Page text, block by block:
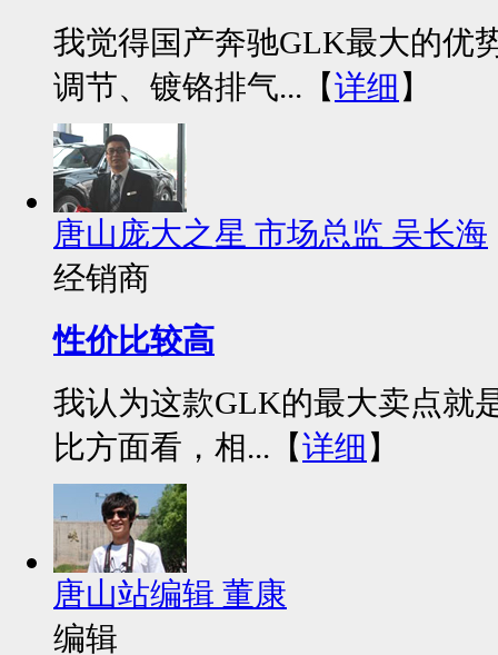
我觉得国产奔驰GLK最大的优
调节、镀铬排气...【详细 】
唐山庞大之星 市场总监 吴长海
经销商
性价比较高
我认为这款GLK的最大卖点就
比方面看，相...【详细 】
唐山站编辑 董康
编辑